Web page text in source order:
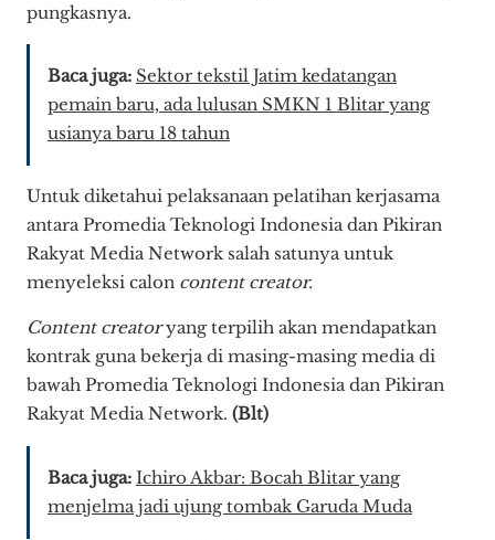
pungkasnya.
Baca juga: Sektor tekstil Jatim kedatangan
pemain baru, ada lulusan SMKN 1 Blitar yang
usianya baru 18 tahun
Untuk diketahui pelaksanaan pelatihan kerjasama
antara Promedia Teknologi Indonesia dan Pikiran
Rakyat Media Network salah satunya untuk
menyeleksi calon content creator.
Content creatoryang terpilih akan mendapatkan
kontrak guna bekerja di masing-masing media di
bawah Promedia Teknologi Indonesia dan Pikiran
Rakyat Media Network. (Blt)
Baca juga: Ichiro Akbar: Bocah Blitar yang
menjelma jadi ujung tombak Garuda Muda